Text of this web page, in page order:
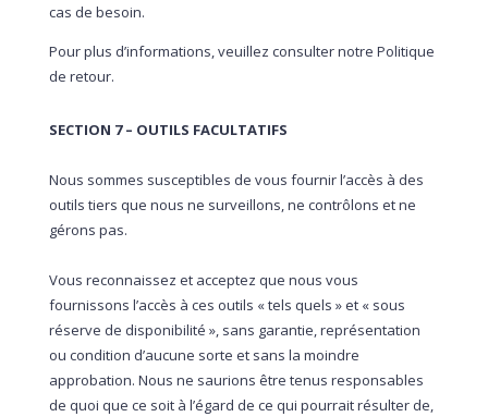
cas de besoin.
Pour plus d’informations, veuillez consulter notre Politique
de retour.
SECTION 7 – OUTILS FACULTATIFS
Nous sommes susceptibles de vous fournir l’accès à des
outils tiers que nous ne surveillons, ne contrôlons et ne
gérons pas.
Vous reconnaissez et acceptez que nous vous
fournissons l’accès à ces outils « tels quels » et « sous
réserve de disponibilité », sans garantie, représentation
ou condition d’aucune sorte et sans la moindre
approbation. Nous ne saurions être tenus responsables
de quoi que ce soit à l’égard de ce qui pourrait résulter de,